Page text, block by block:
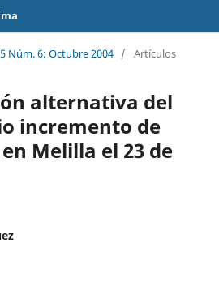
Núm. 6: Octubre 2004 / Artículos
alternativa del
incremento de
Melilla el 23 de